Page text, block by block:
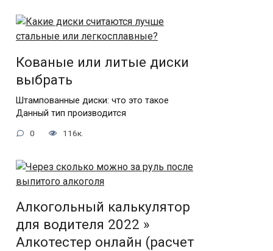
Кованые или литые диски
выбрать
Штампованные диски: что это такое
Данный тип производится
0 116к.
Алкогольный калькулятор
для водителя 2022 »
Алкотестер онлайн (расчет